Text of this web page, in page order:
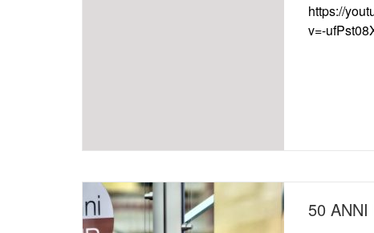
https://
v=-
50 ANNI